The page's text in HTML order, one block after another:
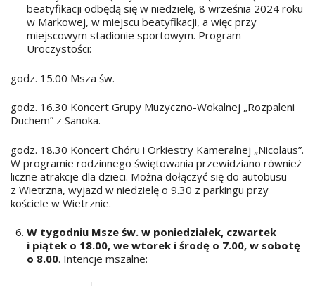
beatyfikacji odbędą się w niedzielę, 8 września 2024 roku
w Markowej, w miejscu beatyfikacji, a więc przy
miejscowym stadionie sportowym. Program
Uroczystości:
godz. 15.00 Msza św.
godz. 16.30 Koncert Grupy Muzyczno-Wokalnej „Rozpaleni
Duchem” z Sanoka.
godz. 18.30 Koncert Chóru i Orkiestry Kameralnej „Nicolaus”.
W programie rodzinnego świętowania przewidziano również
liczne atrakcje dla dzieci. Można dołączyć się do autobusu
z Wietrzna, wyjazd w niedzielę o 9.30 z parkingu przy
kościele w Wietrznie.
W tygodniu Msze św. w poniedziałek, czwartek
i piątek o 18.00, we wtorek i środę o 7.00, w sobotę
o 8.00. Intencje mszalne: